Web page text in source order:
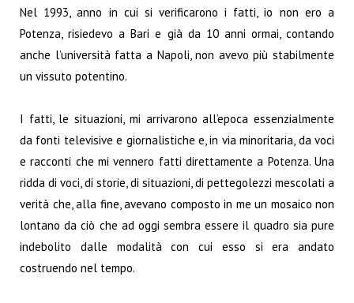
Nel 1993, anno in cui si verificarono i fatti, io non ero a
Potenza, risiedevo a Bari e già da 10 anni ormai, contando
anche l’università fatta a Napoli, non avevo più stabilmente
un vissuto potentino.
I fatti, le situazioni, mi arrivarono all’epoca essenzialmente
da fonti televisive e giornalistiche e, in via minoritaria, da voci
e racconti che mi vennero fatti direttamente a Potenza. Una
ridda di voci, di storie, di situazioni, di pettegolezzi mescolati a
verità che, alla fine, avevano composto in me un mosaico non
lontano da ciò che ad oggi sembra essere il quadro sia pure
indebolito dalle modalità con cui esso si era andato
costruendo nel tempo.